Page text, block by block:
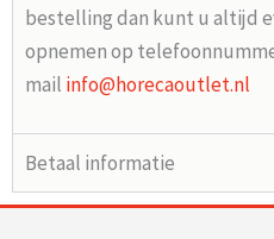
bestelling dan kunt u altijd
opnemen op
mail info@horecaoutlet.nl
Betaal informatie